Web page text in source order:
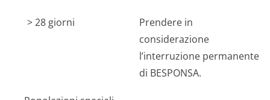
> 28 giorni
Prendere in
considerazione
l’interruzione permanente
di BESPONSA.